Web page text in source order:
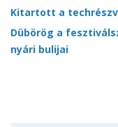
Kitartott a
Dübörög a
nyári bulijai